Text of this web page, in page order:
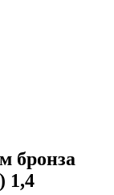
бронза
1,4